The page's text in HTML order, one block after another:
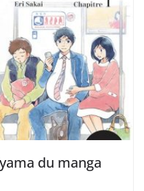
du manga